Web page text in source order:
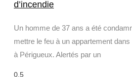
d’incendie
Un homme de 37 ans a été
mettre le feu à un appartement
à Périgueux. Alertés par un